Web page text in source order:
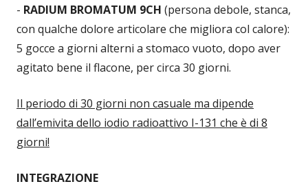
- RADIUM BROMATUM 9CH (persona debole, stanca,
con qualche dolore articolare che migliora col calore):
5 gocce a giorni alterni a stomaco vuoto, dopo aver
agitato bene il flacone, per circa 30 giorni.
Il periodo di 30 giorni non casuale ma dipende
dall’emivita dello iodio radioattivo I-131 che è di 8
giorni!
INTEGRAZIONE